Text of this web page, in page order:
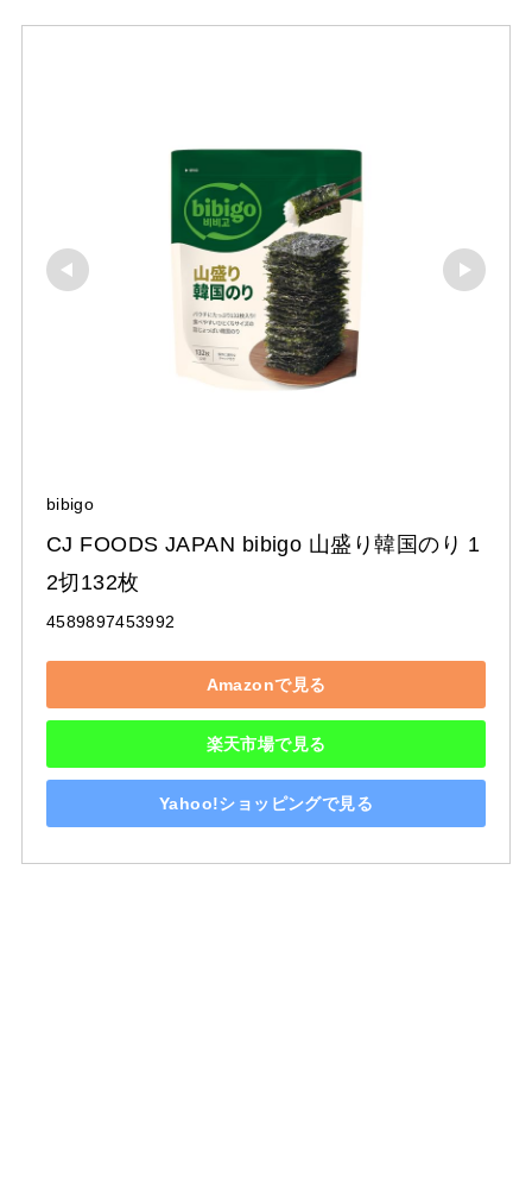
bibigo
CJ FOODS JAPAN bibigo 山盛り韓国のり 1
2切132枚
4589897453992
Amazonで見る
楽天市場で見る
Yahoo!ショッピングで見る